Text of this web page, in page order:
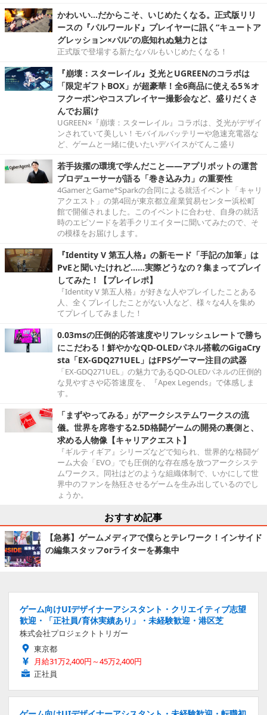
かわいい…だからこそ、いじめたくなる。正式版リリ
ースの『パルワールド』プレイヤーに訊く“キュートア
グレッション×パル”の底知れぬ魅力とは
正式版で登場する新たなパルもいじめたくなる！
『崩壊：スターレイル』爻光とUGREENのコラボは
「限定ギフトBOX」が超豪華！全6商品に使える5％オ
フクーポンやコスプレイヤー撮影会など、盛りだくさ
んでお届け
UGREEN×『崩壊：スターレイル』コラボは、爻光がデザイ
ンされていて美しい！モバイルバッテリーや急速充電器な
ど、ゲームと一緒に使いたいデバイスがてんこ盛り
若手抜擢の環境で学んだこと――アプリボットの運営
プロデューサーが語る「巻き込み力」の重要性
4GamerとGame*Sparkの合同による就活イベント「キャリ
アクエスト」の第4回が東京都立産業貿易センター浜松町
館で開催されました。このイベントに合わせ、自身の就活
時のエピソードを若手クリエイターに聞いてみたので、そ
の模様をお届けします。
『Identity V 第五人格』の新モード「手記の加筆」は
PvEと聞いたけれど……実際どうなの？集まってプレイ
してみた！【プレイレポ】
『Identity V 第五人格』が好きな人やプレイしたことある
人、全くプレイしたことがない人など、様々な4人を集め
てプレイしてみました！
0.03msの圧倒的応答速度やリフレッシュレートで勝ち
にこだわる！鮮やかなQD-OLEDパネル搭載のGigaCry
sta「EX-GDQ271UEL」はFPSゲーマー注目の武器
「EX-GDQ271UEL」の魅力であるQD-OLEDパネルの圧倒的
な見やすさや応答速度を、『Apex Legends』で体感しま
す。
「まずやってみる」がアークシステムワークスの流
儀。世界を席巻する2.5D格闘ゲームの開発の裏側と、
求める人物像【キャリアクエスト】
『ギルティギア』シリーズなどで知られ、世界的な格闘ゲ
ーム大会「EVO」でも圧倒的な存在感を放つアークシステ
ムワークス。同社はどのような組織体制で、いかにして世
界中のファンを熱狂させるゲームを生み出しているのでし
ょうか。
おすすめ記事
【急募】ゲームメディアで僕らとテレワーク！インサイド
の編集スタッフorライターを募集中
ゲーム向けUIデザイナーアシスタント・クリエイティブ志望
歓迎・「正社員/育休実績あり」・未経験歓迎・港区芝
株式会社プロジェクトトリガー
東京都
月給31万2,400円～45万2,400円
正社員